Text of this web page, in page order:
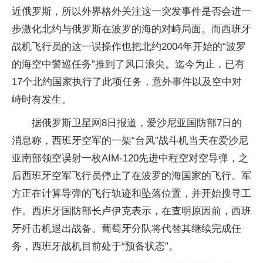
近俄罗斯，所以外界格外关注这一突发事件是否会进一
步激化北约与俄罗斯在波罗的海的对峙局面。而西班牙
战机飞行员的这一误操作也把北约2004年开始的“波罗
的海空中警巡任务”推到了风口浪尖。迄今为止，已有
17个北约国家执行了此项任务，意外事件以及空中对
峙时有发生。
据俄罗斯卫星网8日报道，爱沙尼亚国防部7日的
消息称，西班牙空军的一架“台风”战斗机当天在爱沙尼
亚南部领空误射一枚AIM-120先进中程空对空导弹，之
后西班牙空军飞行员停止了在波罗的海国家的飞行。军
方正在计算导弹的飞行轨迹和坠落位置，并开始搜寻工
作。西班牙国防部长卢伊克表示，在查明原因前，西班
牙歼击机退出战备。葡萄牙分队将代替其继续完成任
务，西班牙战机目前处于“预备状态”。